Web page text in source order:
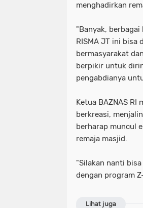
menghadirkan
"Banyak,
RISMA JT ini bisa
bermasyarakat
berpikir untuk
pengabdianya
Ketua BAZNAS
berkreasi,
berharap muncul
remaja masjid.
"Silakan nanti
dengan program
Lihat juga